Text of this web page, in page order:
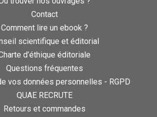
Contact
Comment lire un ebook ?
scientifique et éditorial
d’éthique éditoriale
Questions fréquentes
vos données personnelles - RGPD
QUAE RECRUTE
Retours et commandes